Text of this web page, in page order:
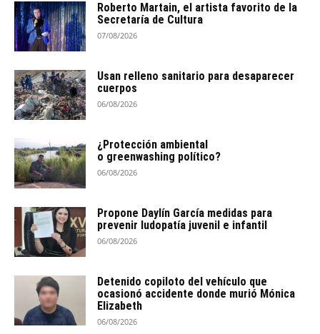
Roberto Martain, el artista favorito de la
Secretaría de Cultura
07/08/2026
Usan relleno sanitario para desaparecer
cuerpos
06/08/2026
¿Protección ambiental
o greenwashing político?
06/08/2026
Propone Daylín García medidas para
prevenir ludopatía juvenil e infantil
06/08/2026
Detenido copiloto del vehículo que
ocasionó accidente donde murió Mónica
Elizabeth
06/08/2026